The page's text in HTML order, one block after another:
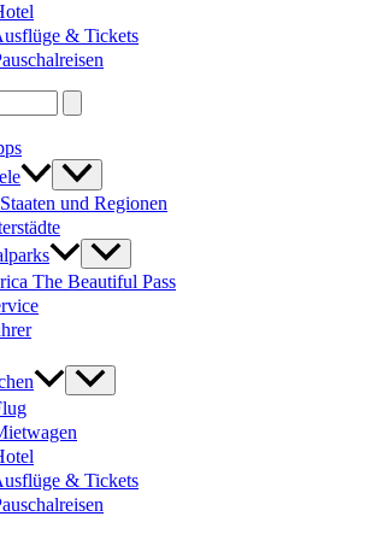
& Tickets
und Regionen
The Beautiful Pass
& Tickets